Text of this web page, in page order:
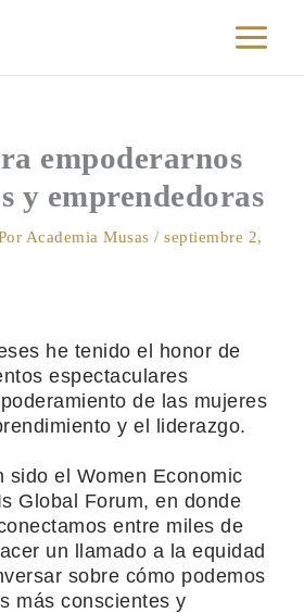
empoderarnos
y emprendedoras
Academia Musas / septiembre 2,
he tenido el honor de
espectaculares
de las mujeres
y el liderazgo.
sido el Women Economic
Global Forum, en donde
entre miles de
un llamado a la equidad
sobre cómo podemos
más conscientes y